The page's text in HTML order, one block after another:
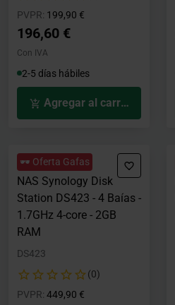
PVPR: Precio rebajado desde
199,90 €
196,60 €
Con IVA
2-5 días hábiles
Agregar al carrito
🕶️ Oferta Gafas
NAS Synology Disk
Station DS423 - 4 Baías -
1.7GHz 4-core - 2GB
RAM
DS423
(0)
PVPR: Precio rebajado desde
449,90 €